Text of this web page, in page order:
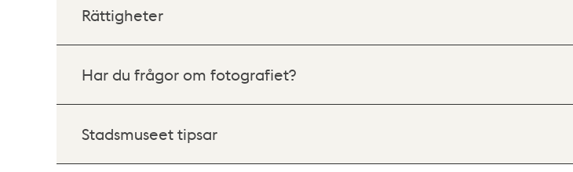
Rättigheter
Har du frågor om fotografiet?
Stadsmuseet tipsar